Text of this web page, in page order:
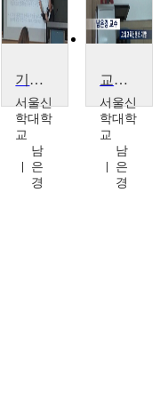
기독교 수업설계
서울신
학대학
교
남
은
경
교회교육콘텐츠 개발
서울신
학대학
교
남
은
경